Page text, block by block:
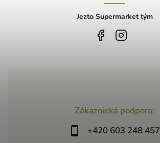
Zákaznická podpora:
+420 603 248 457
Jezto Supermarket tým